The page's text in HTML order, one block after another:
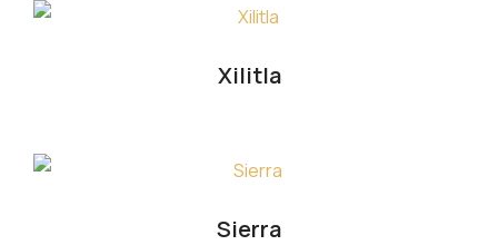
Xilitla
Sierra